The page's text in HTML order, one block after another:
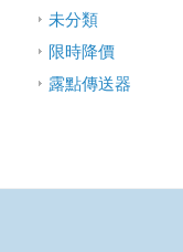
未分類
限時降價
露點傳送器